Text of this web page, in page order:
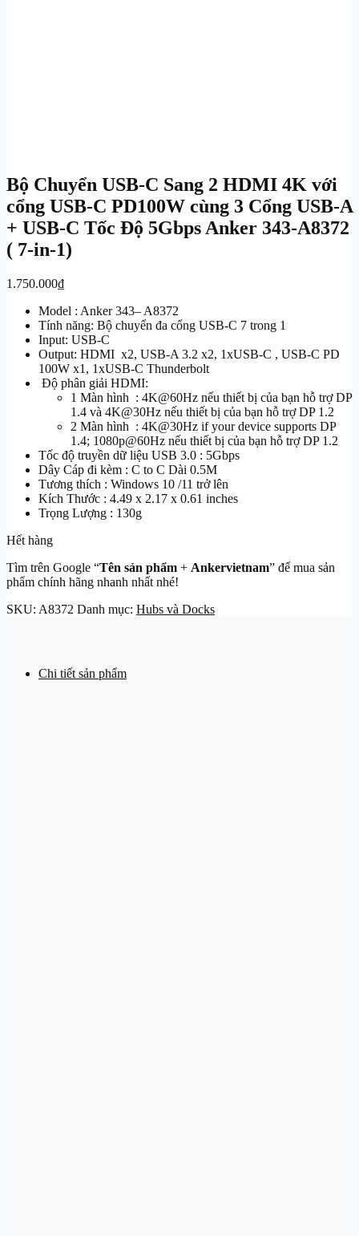
Bộ Chuyển USB-C Sang 2 HDMI 4K với
cổng USB-C PD100W cùng 3 Cổng USB-A
+ USB-C Tốc Độ 5Gbps Anker 343-A8372
( 7-in-1)
1.750.000₫
Model : Anker 343– A8372
Tính năng: Bộ chuyển đa cổng USB-C 7 trong 1
Input: USB-C
Output: HDMI x2, USB-A 3.2 x2, 1xUSB-C , USB-C PD
100W x1, 1xUSB-C Thunderbolt
Độ phân giải HDMI:
1 Màn hình : 4K@60Hz nếu thiết bị của bạn hỗ trợ DP
1.4 và 4K@30Hz nếu thiết bị của bạn hỗ trợ DP 1.2
2 Màn hình : 4K@30Hz if your device supports DP
1.4; 1080p@60Hz nếu thiết bị của bạn hỗ trợ DP 1.2
Tốc độ truyền dữ liệu USB 3.0 : 5Gbps
Dây Cáp đi kèm : C to C Dài 0.5M
Tương thích : Windows 10 /11 trở lên
Kích Thước : 4.49 x 2.17 x 0.61 inches
Trọng Lượng : 130g
Hết hàng
Tìm trên Google “Tên sản phẩm + Ankervietnam” để mua sản
phẩm chính hãng nhanh nhất nhé!
SKU: A8372 Danh mục: Hubs và Docks
Chi tiết sản phẩm